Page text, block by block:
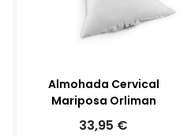
Almohada Cervical
Mariposa Orliman
33,95 €